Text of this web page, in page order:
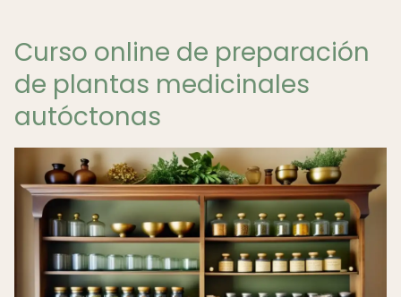
Curso online de preparación
de plantas medicinales
autóctonas